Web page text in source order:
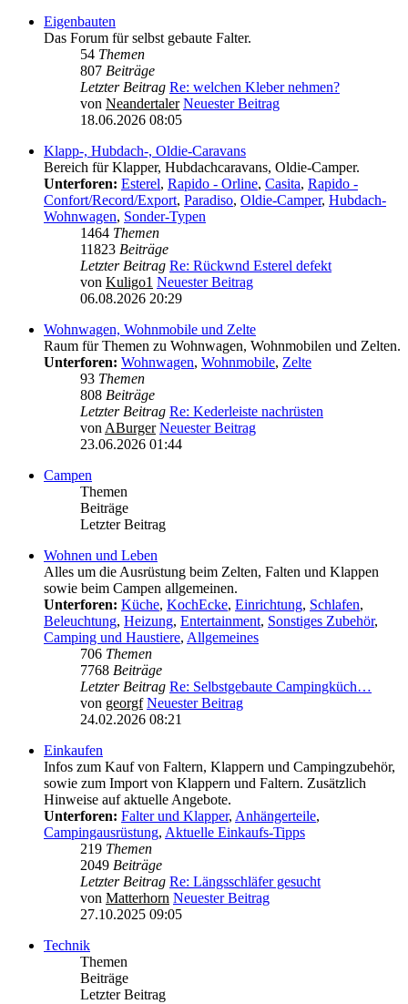
Eigenbauten
Das Forum für selbst gebaute Falter.
54 Themen
807 Beiträge
Letzter Beitrag Re: welchen Kleber nehmen?
von Neandertaler Neuester Beitrag
18.06.2026 08:05
Klapp-, Hubdach-, Oldie-Caravans
Bereich für Klapper, Hubdachcaravans, Oldie-Camper.
Unterforen: Esterel, Rapido - Orline, Casita, Rapido -
Confort/Record/Export, Paradiso, Oldie-Camper, Hubdach-
Wohnwagen, Sonder-Typen
1464 Themen
11823 Beiträge
Letzter Beitrag Re: Rückwnd Esterel defekt
von Kuligo1 Neuester Beitrag
06.08.2026 20:29
Wohnwagen, Wohnmobile und Zelte
Raum für Themen zu Wohnwagen, Wohnmobilen und Zelten.
Unterforen: Wohnwagen, Wohnmobile, Zelte
93 Themen
808 Beiträge
Letzter Beitrag Re: Kederleiste nachrüsten
vonABurger Neuester Beitrag
23.06.2026 01:44
Campen
Themen
Beiträge
Letzter Beitrag
Wohnen und Leben
Alles um die Ausrüstung beim Zelten, Falten und Klappen
sowie beim Campen allgemeinen.
Unterforen: Küche, KochEcke, Einrichtung, Schlafen,
Beleuchtung, Heizung, Entertainment, Sonstiges Zubehör,
Camping und Haustiere, Allgemeines
706 Themen
7768 Beiträge
Letzter Beitrag Re: Selbstgebaute Campingküch…
von georgf Neuester Beitrag
24.02.2026 08:21
Einkaufen
Infos zum Kauf von Faltern, Klappern und Campingzubehör,
sowie zum Import von Klappern und Faltern. Zusätzlich
Hinweise auf aktuelle Angebote.
Unterforen: Falter und Klapper, Anhängerteile,
Campingausrüstung, Aktuelle Einkaufs-Tipps
219 Themen
2049 Beiträge
Letzter Beitrag Re: Längsschläfer gesucht
von Matterhorn Neuester Beitrag
27.10.2025 09:05
Technik
Themen
Beiträge
Letzter Beitrag